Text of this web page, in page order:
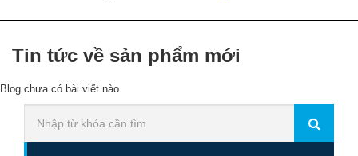
Tin tức về sản phẩm mới
Blog chưa có bài viết nào.